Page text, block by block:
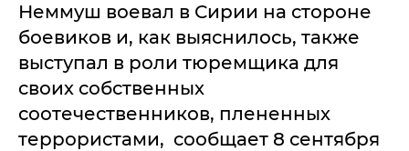
Неммуш воевал в Сирии на стороне
боевиков и, как выяснилось, также
выступал в роли тюремщика для
своих собственных
соотечественников, плененных
террористами, сообщает 8 сентября